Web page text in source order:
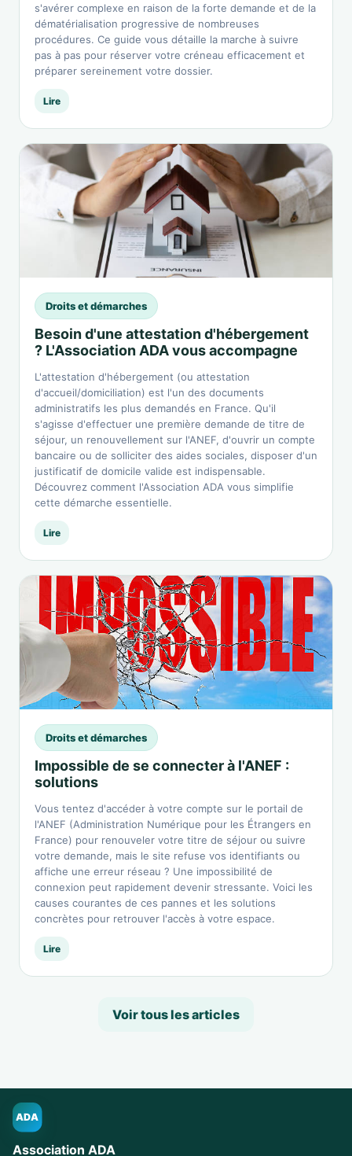
s'avérer complexe en raison de la forte demande et de la
dématérialisation progressive de nombreuses
procédures. Ce guide vous détaille la marche à suivre
pas à pas pour réserver votre créneau efficacement et
préparer sereinement votre dossier.
Lire
Droits et démarches
Besoin d'une attestation d'hébergement
? L'Association ADA vous accompagne
L'attestation d'hébergement (ou attestation
d'accueil/domiciliation) est l'un des documents
administratifs les plus demandés en France. Qu'il
s'agisse d'effectuer une première demande de titre de
séjour, un renouvellement sur l'ANEF, d'ouvrir un compte
bancaire ou de solliciter des aides sociales, disposer d'un
justificatif de domicile valide est indispensable.
Découvrez comment l'Association ADA vous simplifie
cette démarche essentielle.
Lire
Droits et démarches
Impossible de se connecter à l'ANEF :
solutions
Vous tentez d'accéder à votre compte sur le portail de
l'ANEF (Administration Numérique pour les Étrangers en
France) pour renouveler votre titre de séjour ou suivre
votre demande, mais le site refuse vos identifiants ou
affiche une erreur réseau ? Une impossibilité de
connexion peut rapidement devenir stressante. Voici les
causes courantes de ces pannes et les solutions
concrètes pour retrouver l'accès à votre espace.
Lire
Voir tous les articles
ADA
Association ADA